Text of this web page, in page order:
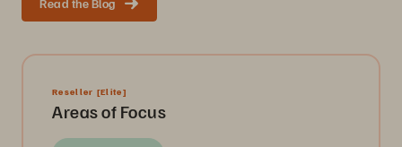
Read the Blog
Reseller [Elite]
Areas of Focus